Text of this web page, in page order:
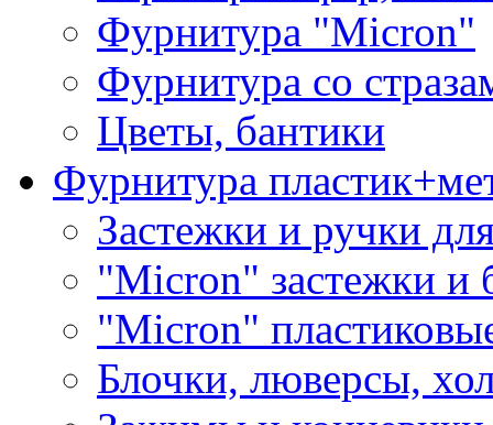
Фурнитура "Micron"
Фурнитура со
Цветы, бантики
Фурнитура
Застежки и ручки
"Micron" застежки и
"Micron"
Блочки, люверсы,